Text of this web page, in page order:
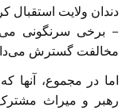
دندان ولایت استقبال
– برخی سرنگونی
مخالفت گسترش
اما در مجموع، آنها
رهبر و میراث مشترک